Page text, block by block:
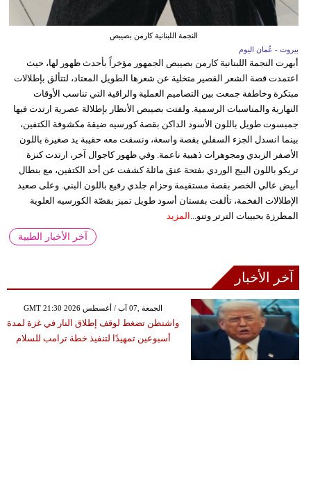
النجمة اللبنانية كارمن بصيبص
بيروت - عُمان اليوم
أبهرت النجمة اللبنانية كارمن بصيبص الجمهور مؤخراً بأحدث ظهور لها، حيث
اعتمدت قصة الشعر القصير متخلية عن شعرها الطويل المعتاد، لتتألق بإطلالات
مبتكرة وخاطفة جمعت بين التصاميم العملية والراقية التي تناسب الأوقات
النهارية والمناسبات الرسمية. ولفتت بصيبص الأنظار بإطلالة عصرية ارتدت فيها
جمبسوت طويل باللون الأسود الداكن بقصة كورسيه ضيقة مكشوفة الكتفين،
بينما انسدل الجزء السفلي بقصة واسعة، ونسقت معه حقيبة يد صغيرة باللون
الأصفر الزبدي ومجوهرات ذهبية ناعمة. وفي ظهور كاجوال آخر، ارتدت كنزة
تريكو باللون البيج الوردي بفتحة عنق مائلة كشفت عن أحد الكتفين، مع بنطال
أبيض عالي الخصر بقصة مستقيمة وحزام جلدي رفيع باللون البني. وعلى صعيد
الإطلالات الفخمة، تألقت بفستان أسود طويل تميز بقصّة الكورسيه العلوية
المطرزة بحبيبات الترتر وتنو... المزيد
آخر الأخبار الطبية
آخر الأخبار
GMT 21:30 2026 الجمعة ,07 آب / أغسطس
واشنطن تضغط لوقف إطلاق النار في غزة لمدة
أسبوعين تمهيدًا لتنفيذ خطة ترامب للسلام